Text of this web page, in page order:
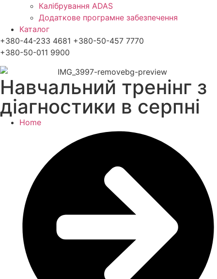
Калібрування ADAS
Додаткове програмне забезпечення
Каталог
+380-44-233 4681 +380-50-457 7770
+380-50-011 9900
Навчальний тренінг з
діагностики в серпні
Home